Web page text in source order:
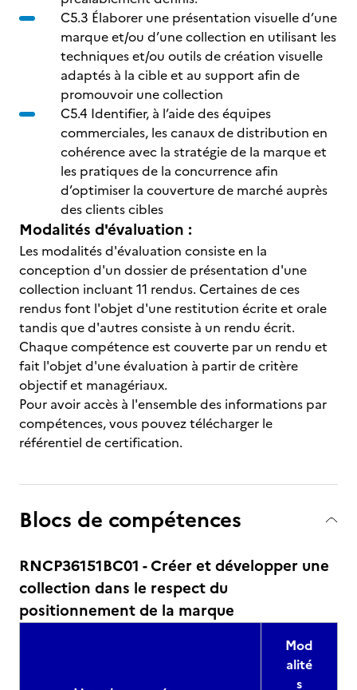
C5.3 Élaborer une présentation visuelle d’une
marque et/ou d’une collection en utilisant les
techniques et/ou outils de création visuelle
adaptés à la cible et au support afin de
promouvoir une collection
C5.4 Identifier, à l’aide des équipes
commerciales, les canaux de distribution en
cohérence avec la stratégie de la marque et
les pratiques de la concurrence afin
d’optimiser la couverture de marché auprès
des clients cibles
Modalités d'évaluation :
Les modalités d'évaluation consiste en la
conception d'un dossier de présentation d'une
collection incluant 11 rendus. Certaines de ces
rendus font l'objet d'une restitution écrite et orale
tandis que d'autres consiste à un rendu écrit.
Chaque compétence est couverte par un rendu et
fait l'objet d'une évaluation à partir de critère
objectif et managériaux.
Pour avoir accès à l'ensemble des informations par
compétences, vous pouvez télécharger le
référentiel de certification.
Blocs de compétences
RNCP36151BC01 - Créer et développer une
collection dans le respect du
positionnement de la marque
Mod
alité
s